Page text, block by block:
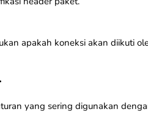
apakah koneksi akan diikuti
yang sering digunakan